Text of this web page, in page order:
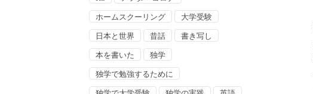
ホームスクーリング 大学受験
日本と世界 昔話 書き写し
本を書いた 独学
独学で勉強するために